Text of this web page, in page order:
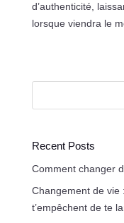
d’authenticité,
lorsque viendra le
Recent Posts
Comment changer
Changement de vie
t’empêchent de te